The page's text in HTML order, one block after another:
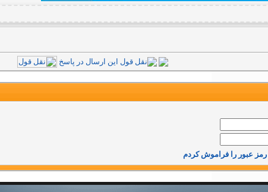
رمز عبور را فراموش کردم